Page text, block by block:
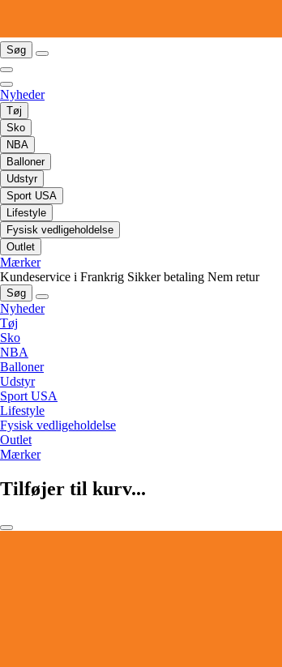
Søg
Nyheder
Tøj
Sko
NBA
Balloner
Udstyr
Sport USA
Lifestyle
Fysisk vedligeholdelse
Outlet
Mærker
Kundeservice i Frankrig Sikker betaling Nem retur
Søg
Nyheder
Tøj
Sko
NBA
Balloner
Udstyr
Sport USA
Lifestyle
Fysisk vedligeholdelse
Outlet
Mærker
Tilføjer til kurv...